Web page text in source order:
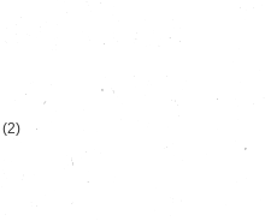
(2)